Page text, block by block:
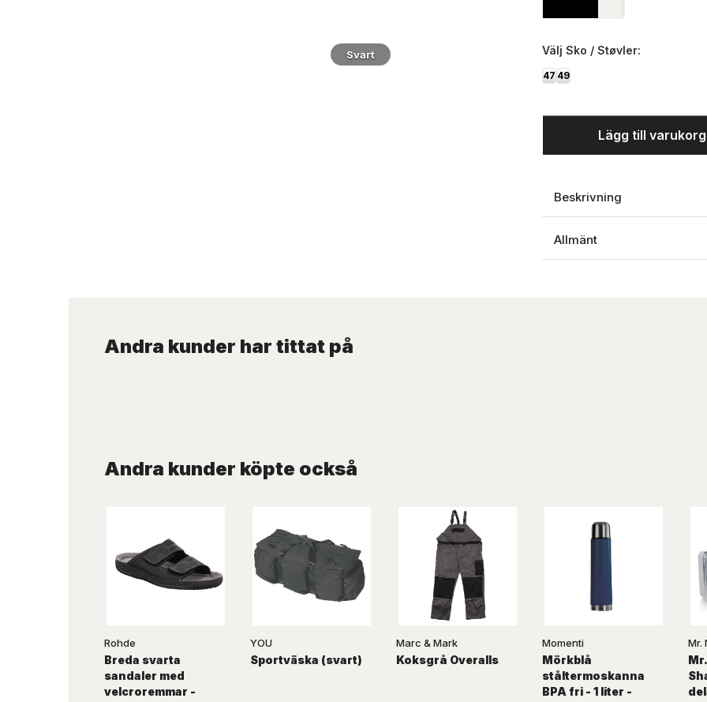
Svart Välj Sko / Støvler:
47 49
Lägg till
Beskrivning
Allmänt
Andra kunder har tittat på
Andra kunder köpte också
Rohde
Breda svarta
sandaler med
velcroremmar -
YOU
Sportväska (svart)
Marc & Mark
Koksgrå Overalls
Momenti
Mörkblå
ståltermoskanna
BPA fri - 1 liter -
Mr.